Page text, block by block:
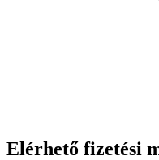
Elérhető fizetési